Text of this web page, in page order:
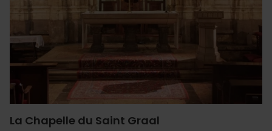
La Chapelle du Saint Graal